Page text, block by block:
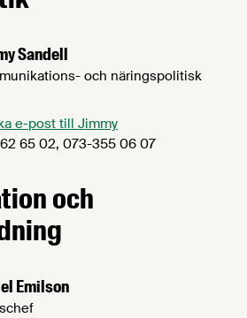
Sandell
och näringspolitisk
e-post till Jimmy
65 02, 073-355 06 07
och
Emilson